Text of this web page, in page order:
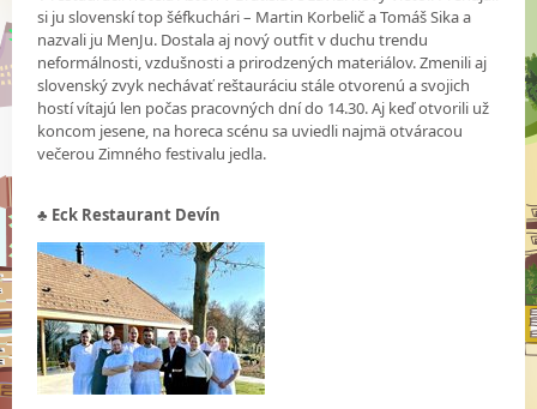
si ju slovenskí top šéfkuchári – Martin Korbelič a Tomáš Sika a
nazvali ju MenJu. Dostala aj nový outfit v duchu trendu
neformálnosti, vzdušnosti a prirodzených materiálov. Zmenili aj
slovenský zvyk nechávať reštauráciu stále otvorenú a svojich
hostí vítajú len počas pracovných dní do 14.30. Aj keď otvorili už
koncom jesene, na horeca scénu sa uviedli najmä otváracou
večerou Zimného festivalu jedla.
♣ Eck Restaurant Devín